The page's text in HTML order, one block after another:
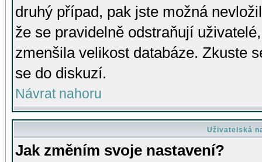
druhý případ, pak jste možná
že se pravidelně odstraňují
zmenšila velikost databáze. Zkuste
se do diskuzí.
Návrat nahoru
Uživatelská
Jak změním svoje nastavení?